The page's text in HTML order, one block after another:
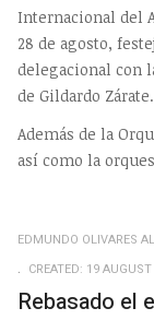
Internacional del
28 de agosto,
delegacional con
de Gildardo Zárate.
Además de la
así como la
EDMUNDO OLIVARES
CREATED: 19
Rebasado el